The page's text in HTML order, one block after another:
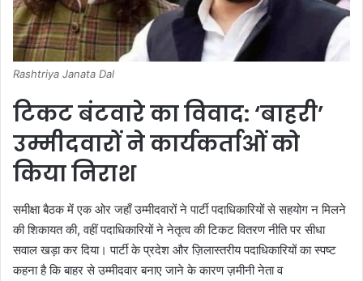
Rashtriya Janata Dal
टिकट बंटवारे का विवाद: ‘बाहरी’
उम्मीदवारों ने कार्यकर्ताओं को
किया निराश
समीक्षा बैठक में एक ओर जहाँ उम्मीदवारों ने पार्टी पदाधिकारियों से सहयोग न मिलने
की शिकायत की, वहीं पदाधिकारियों ने नेतृत्व की टिकट वितरण नीति पर सीधा
सवाल खड़ा कर दिया। पार्टी के प्रदेश और ज़िलास्तरीय पदाधिकारियों का स्पष्ट
कहना है कि बाहर से उम्मीदवार बनाए जाने के कारण ज़मीनी नेता व